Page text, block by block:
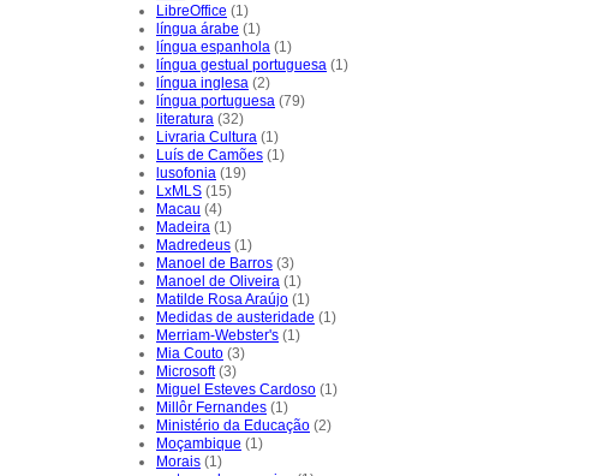
LibreOffice (1)
língua árabe (1)
língua espanhola (1)
língua gestual portuguesa (1)
língua inglesa (2)
língua portuguesa (79)
literatura (32)
Livraria Cultura (1)
Luís de Camões (1)
lusofonia (19)
LxMLS (15)
Macau (4)
Madeira (1)
Madredeus (1)
Manoel de Barros (3)
Manoel de Oliveira (1)
Matilde Rosa Araújo (1)
Medidas de austeridade (1)
Merriam-Webster's (1)
Mia Couto (3)
Microsoft (3)
Miguel Esteves Cardoso (1)
Millôr Fernandes (1)
Ministério da Educação (2)
Moçambique (1)
Morais (1)